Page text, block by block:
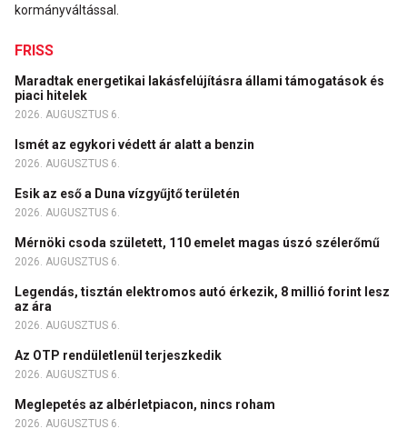
kormányváltással.
FRISS
Maradtak energetikai lakásfelújításra állami támogatások és
piaci hitelek
2026. AUGUSZTUS 6.
Ismét az egykori védett ár alatt a benzin
2026. AUGUSZTUS 6.
Esik az eső a Duna vízgyűjtő területén
2026. AUGUSZTUS 6.
Mérnöki csoda született, 110 emelet magas úszó szélerőmű
2026. AUGUSZTUS 6.
Legendás, tisztán elektromos autó érkezik, 8 millió forint lesz
az ára
2026. AUGUSZTUS 6.
Az OTP rendületlenül terjeszkedik
2026. AUGUSZTUS 6.
Meglepetés az albérletpiacon, nincs roham
2026. AUGUSZTUS 6.